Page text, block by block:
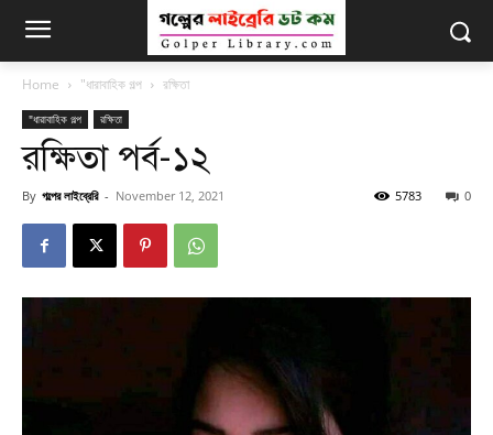
Home "ধারাবাহিক গল্প রক্ষিতা
"ধারাবাহিক গল্প রক্ষিতা
রক্ষিতা পর্ব-১২
By গল্পের লাইব্রেরি - November 12, 2021 0
5783